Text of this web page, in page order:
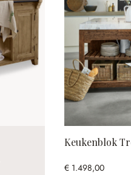
Keukenblok
€ 1.498,00